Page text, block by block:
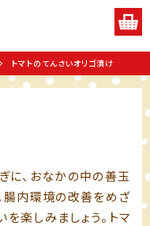
トマトのてんさいオリゴ漬け
に、おなかの中の善玉
腸内環境の改善をめざ
楽しみましょう。トマ